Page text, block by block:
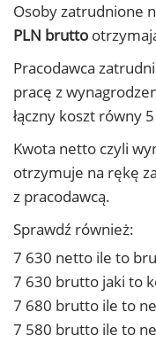
Osoby zatrudnione
PLN brutto
Pracodawca
pracę z
łączny koszt równy
Kwota netto czyli
otrzymuje na rękę
z pracodawcą.
Sprawdź również:
7 630 netto ile to
7 630 brutto jaki to
7 680 brutto ile to
7 580 brutto ile to